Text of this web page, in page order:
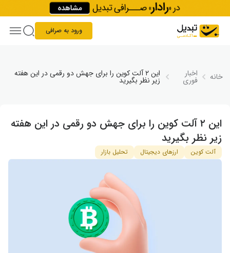
Skip to content
ورود به صرافی
خانه اخبار
فوری
این ۲ آلت کوین را برای جهش دو رقمی در این هفته
زیر نظر بگیرید
این ۲ آلت کوین را برای جهش دو رقمی در این هفته
زیر نظر بگیرید
آلت کوین ارزهای دیجیتال تحلیل بازار